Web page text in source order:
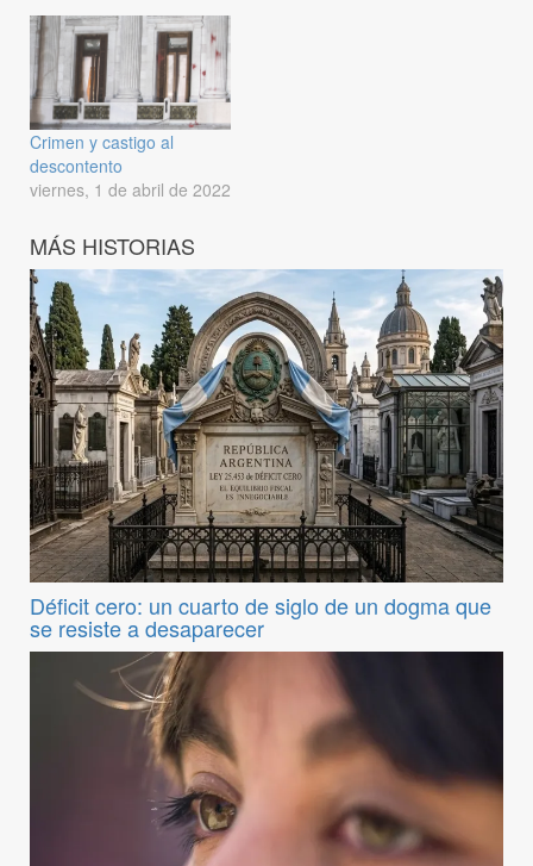
Crimen y castigo al
descontento
viernes, 1 de abril de 2022
MÁS HISTORIAS
Déficit cero: un cuarto de siglo de un dogma que
se resiste a desaparecer